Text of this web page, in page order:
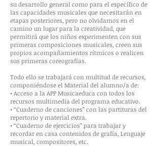
su desarrollo general como para el específico de
las capacidades musicales que necesitarán en
etapas posteriores, pero no olvidamos en el
camino un lugar para la creatividad, que
permitirá que los niños experimenten con sus
primeras composiciones musicales, creen sus
propios acompañamientos rítmicos o realicen
sus primeras coreografías.
Todo ello se trabajará con multitud de recursos,
componiéndose el Material del alumno/a de:
• Acceso a la APP Musicaeduca con todos los
recursos multimedia del programa educativo.
• “Cuaderno de canciones” con las partituras del
repertorio y material extra.
• “Cuaderno de ejercicios” para trabajar y
recordar en casa contenidos de grafía, Lenguaje
musical, compositores, etc.